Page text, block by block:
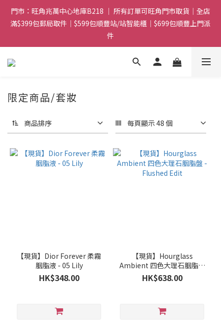
門市：旺角兆萬中心地庫B218 ｜ 所有訂單可旺角門市取貨｜全店
滿$399包郵局取件｜$599包順豐站/站智能櫃｜$699包順豐上門派
件
件
滿贈優惠🎁 滿$788送Gucci香水Sample｜ 滿$1088送Clarins 煥
顏緊緻亮肌日霜 5mL｜$1388送fwee布丁唇頰兩用霜(色號隨機)|
滿$1688送WAKEMAKE 16色眼影盤
滿$399包郵局取件｜$599包順豐站/站智能櫃｜$699包順豐上門派
限定商品/套妝
商品排序 每頁顯示 48 個
【現貨】Dior Forever 柔霧
胭脂液 - 05 Lily
HK$348.00
【現貨】Hourglass
Ambient 四色大理石胭脂盤
- Flushed Edit
HK$638.00